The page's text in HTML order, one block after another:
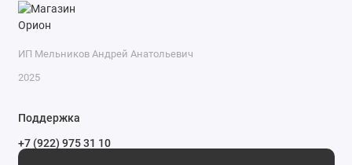
ИП Мельников Андрей Анатольевич
2025
Поддержка
+7 (922) 975 31 10
+7 (909) 144 34 47